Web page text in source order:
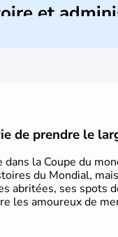
et
de prendre le
la Coupe du
du Mondial,
abritées, ses
les amoureux de